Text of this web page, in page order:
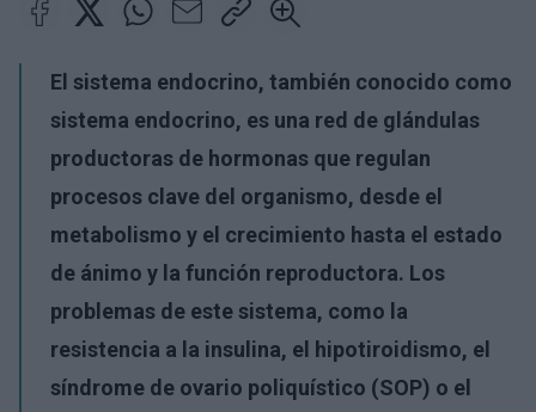
El sistema endocrino, también conocido como
sistema endocrino, es una red de glándulas
productoras de hormonas que regulan
procesos clave del organismo, desde el
metabolismo y el crecimiento hasta el estado
de ánimo y la función reproductora. Los
problemas de este sistema, como la
resistencia a la insulina, el hipotiroidismo, el
síndrome de ovario poliquístico (SOP) o el